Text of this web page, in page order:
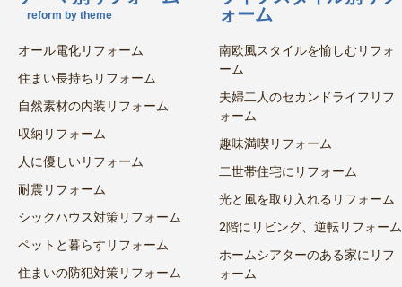
reform by theme
オール電化リフォーム
住まい長持ちリフォーム
自然素材の内装リフォーム
収納リフォーム
人に優しいリフォーム
耐震リフォーム
シックハウス対策リフォーム
ペットと暮らすリフォーム
住まいの防犯対策リフォーム
ォーム
南欧風スタイルを愉しむリフォ
ーム
夫婦二人のセカンドライフリフ
ォーム
趣味満喫リフォーム
二世帯住宅にリフォーム
光と風を取り入れるリフォーム
2階にリビング、逆転リフォーム
ホームシアターのある家にリフ
ォーム